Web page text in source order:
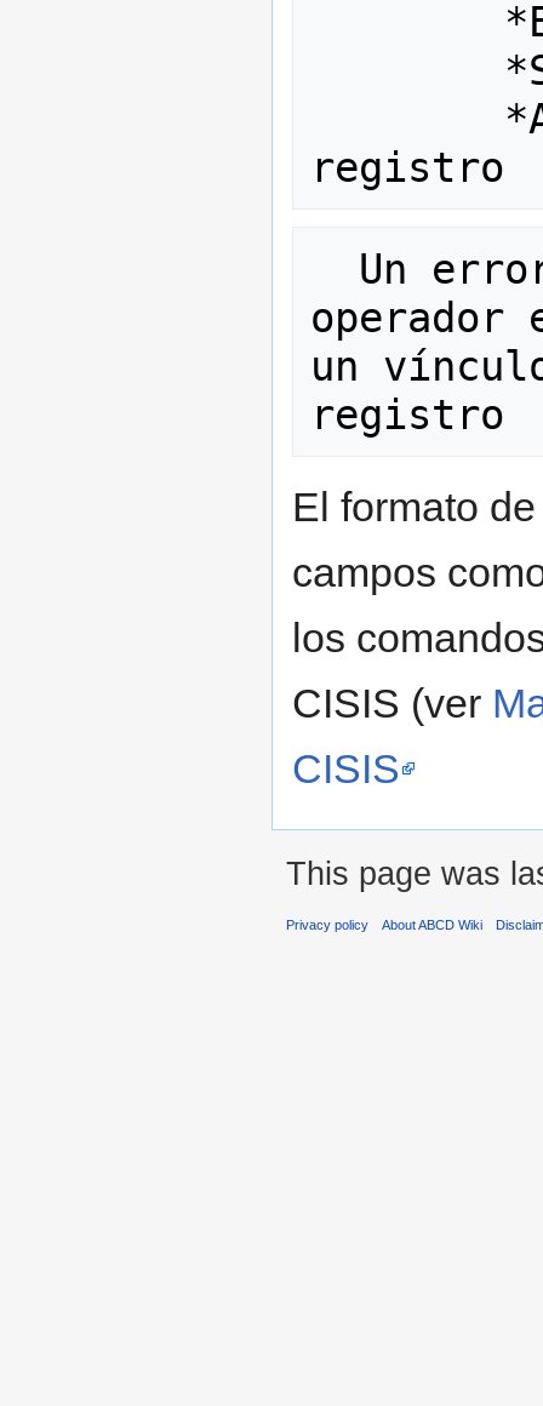
operador
un
El formato
campos
los
CISIS (ver
CISIS
This page was
Privacy policy About ABCD Wiki